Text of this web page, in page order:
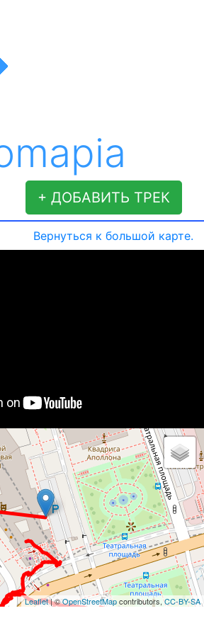
+ ДОБАВИТЬ ТРЕК
Вернуться к большой карте.
Leaflet| ©OpenStreetMapcontributors,CC-BY-SA